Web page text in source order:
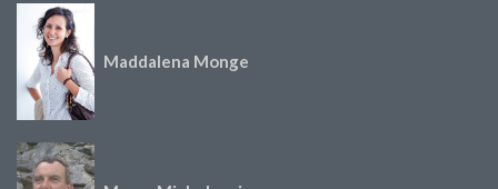
Maddalena Monge